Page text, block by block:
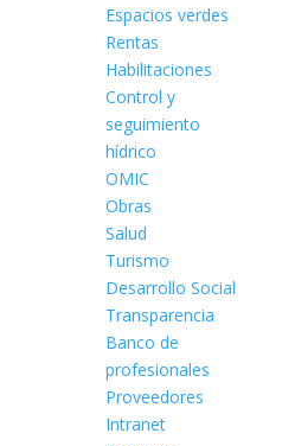
Espacios verdes
Rentas
Habilitaciones
Control y
seguimiento
hídrico
OMIC
Obras
Salud
Turismo
Desarrollo Social
Transparencia
Banco de
profesionales
Proveedores
Intranet